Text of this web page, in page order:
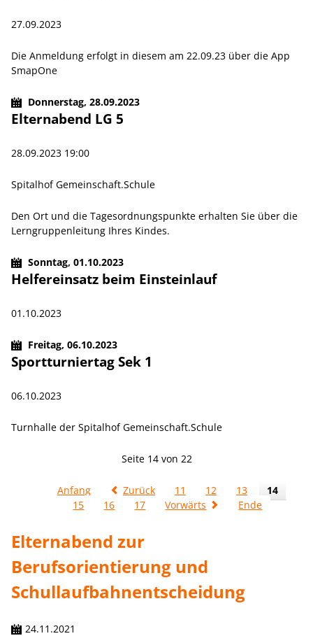
27.09.2023
Die Anmeldung erfolgt in diesem am 22.09.23 über die App
SmapOne
Donnerstag,28.09.2023
Elternabend LG 5
28.09.2023 19:00
Spitalhof Gemeinschaft.Schule
Den Ort und die Tagesordnungspunkte erhalten Sie über die
Lerngruppenleitung Ihres Kindes.
Sonntag,01.10.2023
Helfereinsatz beim Einsteinlauf
01.10.2023
Freitag,06.10.2023
Sportturniertag Sek 1
06.10.2023
Turnhalle der Spitalhof Gemeinschaft.Schule
Seite 14 von 22
Anfang Zurück 11 12 13
14
15
16 17 Vorwärts Ende
Elternabend zur
Berufsorientierung und
Schullaufbahnentscheidung
24.11.2021